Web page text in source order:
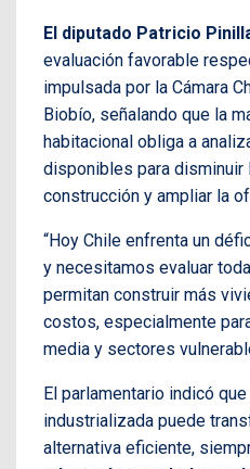
El diputado Patricio
evaluación favorable
impulsada por la Cámara
Biobío, señalando que la
habitacional obliga a
disponibles para
construcción y ampliar la
“Hoy Chile enfrenta un
y necesitamos evaluar
permitan construir más
costos, especialmente
media y sectores
El parlamentario indicó
industrializada puede
alternativa eficiente,